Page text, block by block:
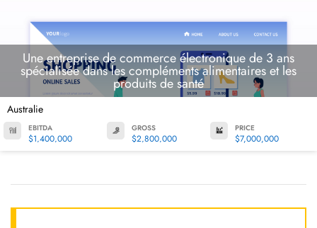
Une entreprise de commerce électronique de 3 ans
spécialisée dans les compléments alimentaires et les
produits de santé
Australie
EBITDA
$1,400,000
GROSS
$2,800,000
PRICE
$7,000,000